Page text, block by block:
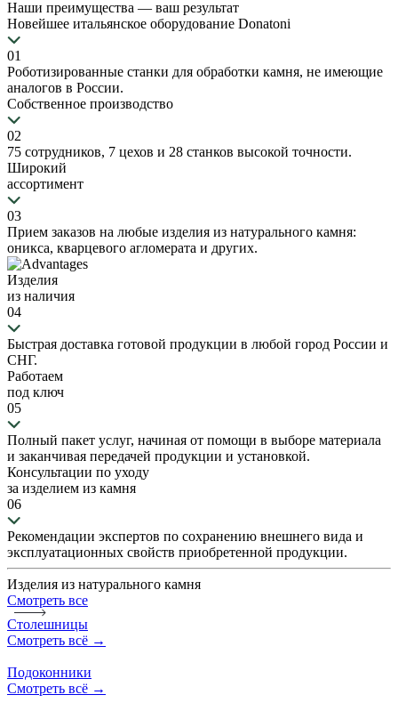
Наши преимущества — ваш результат
Новейшее итальянское оборудование Donatoni
01
Роботизированные станки для обработки камня, не имеющие
аналогов в России.
Собственное производство
02
75 сотрудников, 7 цехов и 28 станков высокой точности.
Широкий
ассортимент
03
Прием заказов на любые изделия из натурального камня:
оникса, кварцевого агломерата и других.
Изделия
из наличия
04
Быстрая доставка готовой продукции в любой город России и
СНГ.
Работаем
под ключ
05
Полный пакет услуг, начиная от помощи в выборе материала
и заканчивая передачей продукции и установкой.
Консультации по уходу
за изделием из камня
06
Рекомендации экспертов по сохранению внешнего вида и
эксплуатационных свойств приобретенной продукции.
Изделия из натурального камня
Смотреть все
Столешницы
Смотреть всё →
Подоконники
Смотреть всё →